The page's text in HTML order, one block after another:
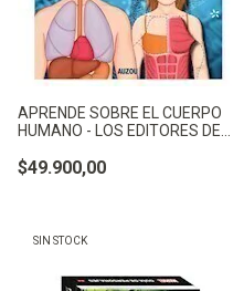
APRENDE SOBRE EL CUERPO
HUMANO - LOS EDITORES DE
$49.900,00
SIN STOCK